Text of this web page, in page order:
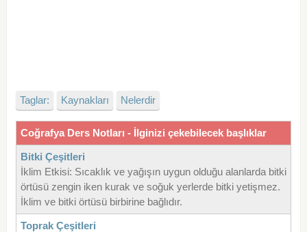
Taglar: Kaynakları Nelerdir
Coğrafya Ders Notları - İlginizi çekebilecek başlıklar
Bitki Çeşitleri
İklim Etkisi: Sıcaklık ve yağışın uygun olduğu alanlarda bitki
örtüsü zengin iken kurak ve soğuk yerlerde bitki yetişmez.
İklim ve bitki örtüsü birbirine bağlıdır.
Toprak Çeşitleri